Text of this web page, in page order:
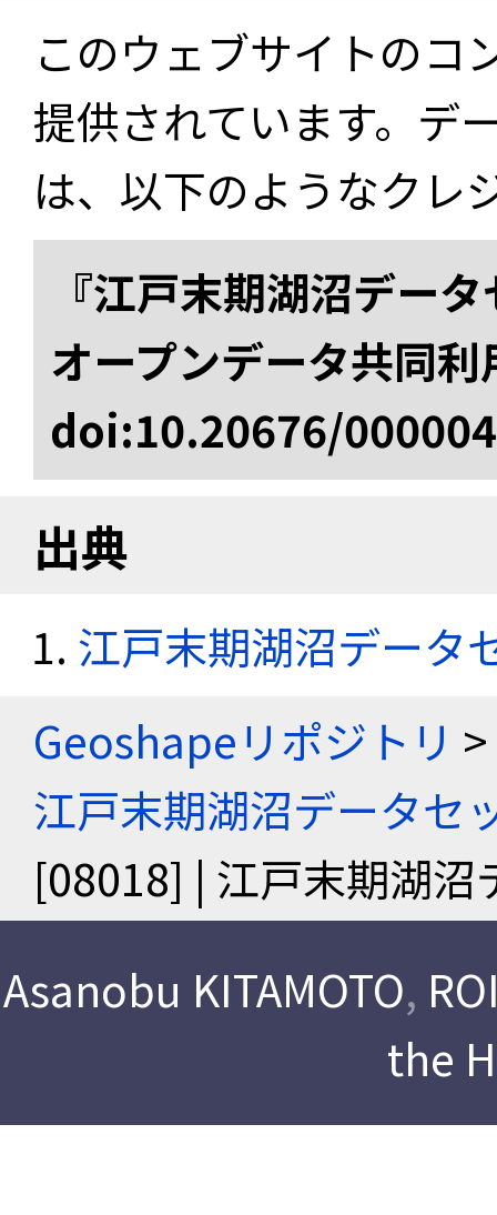
このウェブサイトのコ
提供されています。デ
は、以下のようなクレ
『江戸末期湖沼デー
オープンデータ共同
doi:10.20676/
出典
江戸末期湖沼データ
Geoshapeリポジトリ >
江戸末期湖沼データセ
[08018] | 江戸末期湖沼
Asanobu KITAMOTO,
the